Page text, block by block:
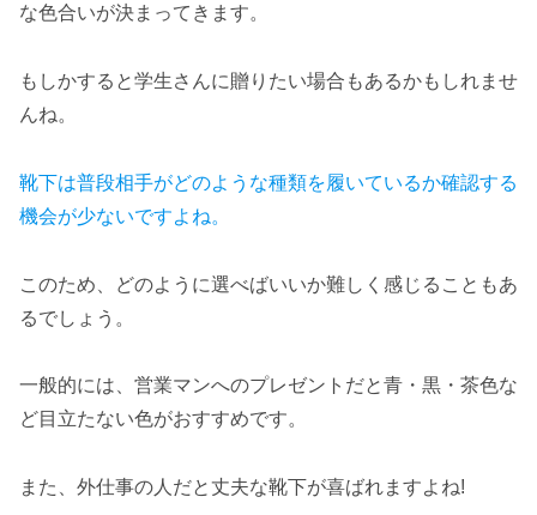
な色合いが決まってきます。
もしかすると学生さんに贈りたい場合もあるかもしれませ
んね。
靴下は普段相手がどのような種類を履いているか確認する
機会が少ないですよね。
このため、どのように選べばいいか難しく感じることもあ
るでしょう。
一般的には、営業マンへのプレゼントだと青・黒・茶色な
ど目立たない色がおすすめです。
また、外仕事の人だと丈夫な靴下が喜ばれますよね!